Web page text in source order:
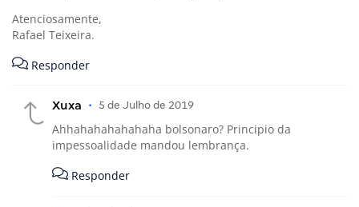
Atenciosamente,
Rafael Teixeira.
Responder
Xuxa • 5 de Julho de 2019
Ahhahahahahahaha bolsonaro? Principio da
impessoalidade mandou lembrança.
Responder